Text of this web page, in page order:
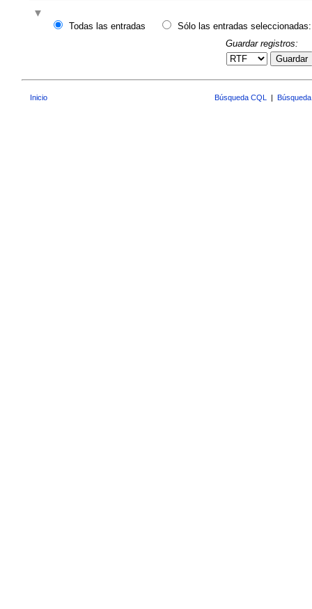
Todas las entradas
Sólo las entradas seleccionadas:
Guardar registros:
Guardar
Inicio Búsqueda CQL